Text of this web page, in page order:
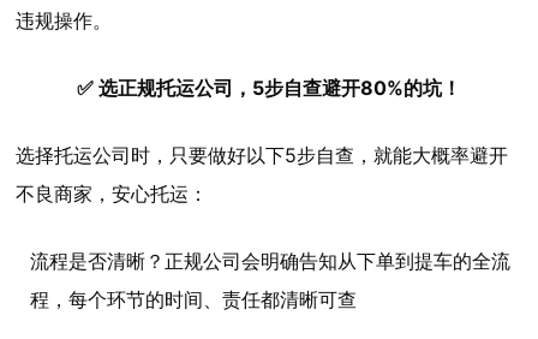
违规操作。
✅ 选正规托运公司，5步自查避开80%的坑！
选择托运公司时，只要做好以下5步自查，就能大概率避开
不良商家，安心托运：
流程是否清晰？正规公司会明确告知从下单到提车的全流
程，每个环节的时间、责任都清晰可查